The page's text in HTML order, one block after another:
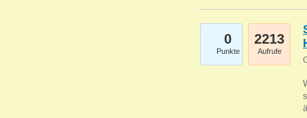
0
Punkte
2213
Aufrufe